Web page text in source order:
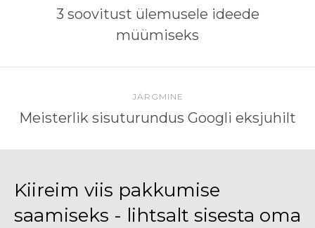
3 soovitust ülemusele ideede
müümiseks
JÄRGMINE
Meisterlik sisuturundus Googli eksjuhilt
Kiireim viis pakkumise
saamiseks - lihtsalt sisesta oma